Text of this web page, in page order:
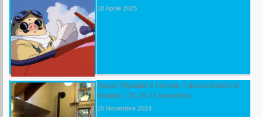
18 Aprile 2025
Hayao Miyazaki e l’airone: il documentario al
cinema il 25-26-27 novembre
15 Novembre 2024